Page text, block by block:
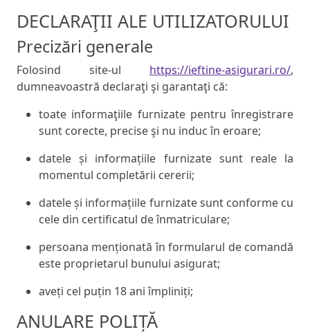
DECLARAŢII ALE UTILIZATORULUI
Precizări generale
Folosind site-ul https://ieftine-asigurari.ro/,
dumneavoastră declaraţi şi garantaţi că:
toate informaţiile furnizate pentru înregistrare
sunt corecte, precise şi nu induc în eroare;
datele și informațiile furnizate sunt reale la
momentul completării cererii;
datele și informațiile furnizate sunt conforme cu
cele din certificatul de înmatriculare;
persoana menționată în formularul de comandă
este proprietarul bunului asigurat;
aveți cel puțin 18 ani împliniți;
ANULARE POLIȚĂ